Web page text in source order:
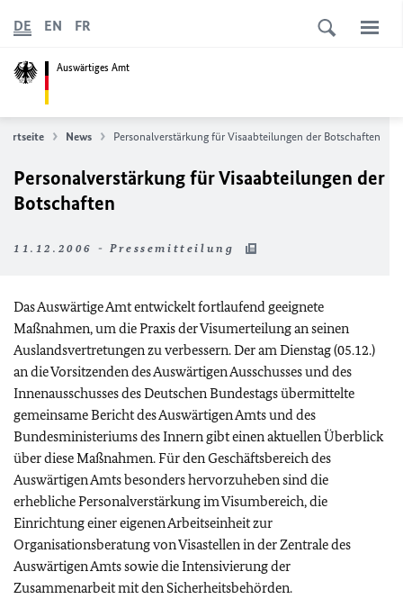
Auswärtiges Amt
DE EN FR
News Personalverstärkung für Visaabteilungen der Botschaften
Personalverstärkung für Visaabteilungen der
Botschaften
11.12.2006 - Pressemitteilung
Das Auswärtige Amt entwickelt fortlaufend geeignete
Maßnahmen, um die Praxis der Visumerteilung an seinen
Auslandsvertretungen zu verbessern. Der am Dienstag (05.12.)
an die Vorsitzenden des Auswärtigen Ausschusses und des
Innenausschusses des Deutschen Bundestags übermittelte
gemeinsame Bericht des Auswärtigen Amts und des
Bundesministeriums des Innern gibt einen aktuellen Überblick
über diese Maßnahmen. Für den Geschäftsbereich des
Auswärtigen Amts besonders hervorzuheben sind die
erhebliche Personalverstärkung im Visumbereich, die
Einrichtung einer eigenen Arbeitseinheit zur
Organisationsberatung von Visastellen in der Zentrale des
Auswärtigen Amts sowie die Intensivierung der
Zusammenarbeit mit den Sicherheitsbehörden.